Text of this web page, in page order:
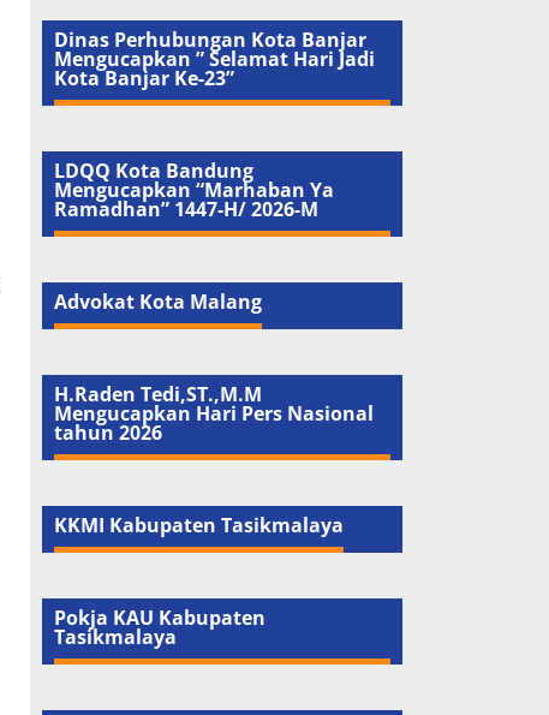
Dinas Perhubungan Kota Banjar
Mengucapkan ” Selamat Hari Jadi
Kota Banjar Ke-23”
LDQQ Kota Bandung
Mengucapkan “Marhaban Ya
Ramadhan” 1447-H/ 2026-M
Advokat Kota Malang
H.Raden Tedi,ST.,M.M
Mengucapkan Hari Pers Nasional
tahun 2026
KKMI Kabupaten Tasikmalaya
Pokja KAU Kabupaten
Tasikmalaya